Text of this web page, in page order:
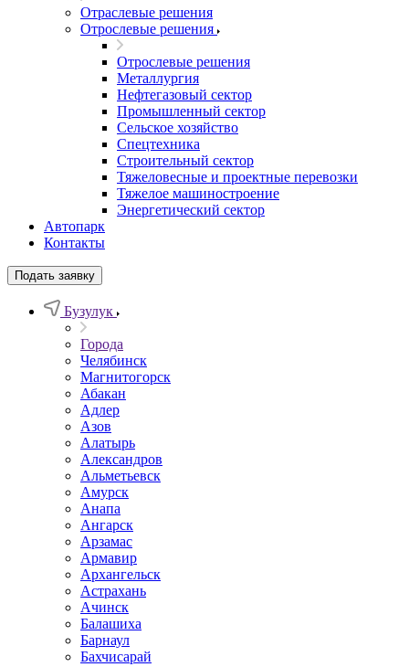
Отраслевые решения
Отрослевые решения
Отрослевые решения
Металлургия
Нефтегазовый сектор
Промышленный сектор
Сельское хозяйство
Спецтехника
Строительный сектор
Тяжеловесные и проектные перевозки
Тяжелое машиностроение
Энергетический сектор
Автопарк
Контакты
Подать заявку
Бузулук
Города
Челябинск
Магнитогорск
Абакан
Адлер
Азов
Алатырь
Александров
Альметьевск
Амурск
Анапа
Ангарск
Арзамас
Армавир
Архангельск
Астрахань
Ачинск
Балашиха
Барнаул
Бахчисарай